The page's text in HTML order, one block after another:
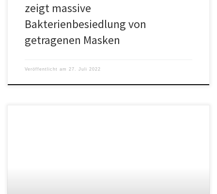
zeigt massive
Bakterienbesiedlung von
getragenen Masken
Veröffentlicht am 27. Juli 2022